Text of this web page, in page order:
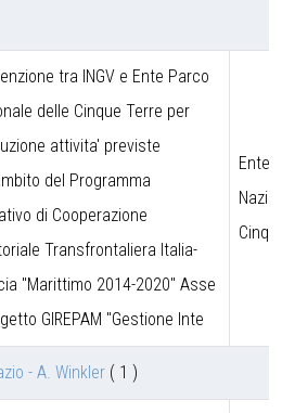
tra INGV e Ente Parco
delle Cinque Terre per
attivita' previste
del Programma
di Cooperazione
Transfrontaliera Italia-
"Marittimo 2014-2020" Asse
GIREPAM "Gestione Inte
Ente
- A. Winkler ( 1 )